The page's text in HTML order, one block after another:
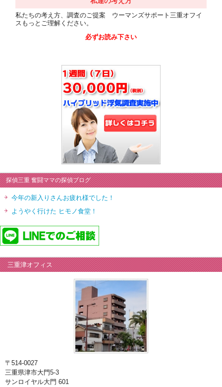
私たちの考え方、調査のご提案 ウーマンズサポート三重オフイ
スもっとご理解ください。
必ずお読み下さい
探偵三重 奮闘ママの探偵ブログ
今年の新入りさんお疲れ様でした！
ようやく行けた ヒモノ食堂！
三重津オフィス
〒514-0027
三重県津市大門5-3
サンロイヤル大門 601